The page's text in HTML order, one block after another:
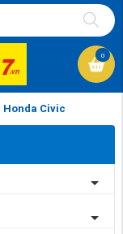
0
Honda Civic